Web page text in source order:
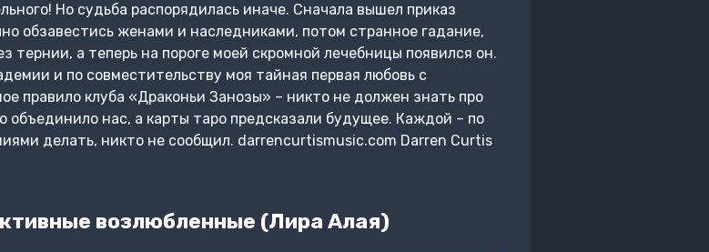
Но судьба распорядилась иначе. Сначала вышел приказ
обзавестись женами и наследниками, потом странное гадание,
тернии, а теперь на пороге моей скромной лечебницы появился он.
и по совместительству моя тайная первая любовь с
правило клуба «Драконьи Занозы» – никто не должен знать про
объединило нас, а карты таро предсказали будущее. Каждой – по
делать, никто не сообщил. darrencurtismusic.com Darren Curtis
возлюбленные (Лира Алая)